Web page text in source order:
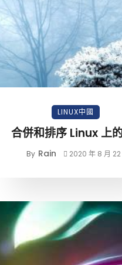
LINUX中國
合併和排序 Linux 上
By Rain 2020 年 8 月 22